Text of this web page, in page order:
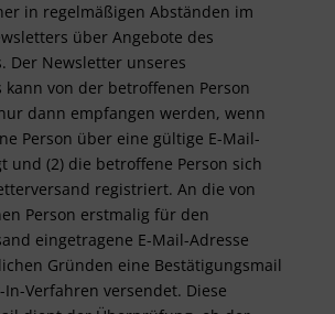
in regelmäßigen Abständen im
über Angebote des
Der Newsletter unseres
kann von der betroffenen Person
dann empfangen werden, wenn
Person über eine gültige E-Mail-
und (2) die betroffene Person sich
registriert. An die von
Person erstmalig für den
eingetragene E-Mail-Adresse
Gründen eine Bestätigungsmail
Verfahren versendet. Diese